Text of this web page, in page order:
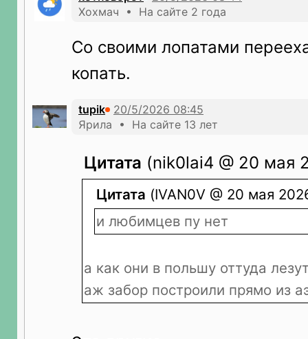
Хохмач • На сайте 2 года
Со своими лопатами
копать.
tupik
Ярила • На сайте 13 лет
Цитата (nik0lai4 @ 20 мая
Цитата (IVAN0V @ 20 мая
и любимцев пу нет
а как они в польшу оттуда
аж забор построили прямо из